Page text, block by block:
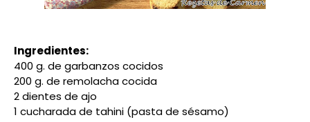
Ingredientes:
400 g. de garbanzos cocidos
200 g. de remolacha cocida
2 dientes de ajo
1 cucharada de tahini (pasta de sésamo)